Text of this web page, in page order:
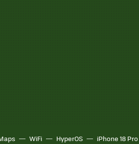
WiFi HyperOS iPhone 18 Pro